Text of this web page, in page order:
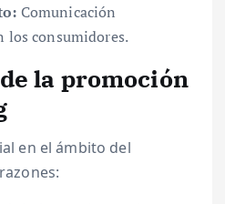
Comunicación
los consumidores.
la promoción
en el ámbito del